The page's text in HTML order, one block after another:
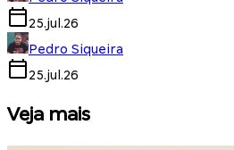
25.jul.26
Pedro Siqueira
25.jul.26
Veja mais